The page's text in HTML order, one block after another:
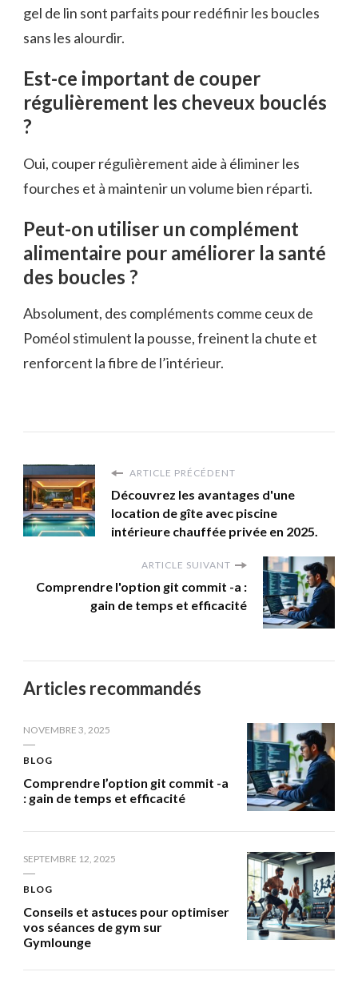
gel de lin sont parfaits pour redéfinir les boucles
sans les alourdir.
Est-ce important de couper
régulièrement les cheveux bouclés
?
Oui, couper régulièrement aide à éliminer les
fourches et à maintenir un volume bien réparti.
Peut-on utiliser un complément
alimentaire pour améliorer la santé
des boucles ?
Absolument, des compléments comme ceux de
Poméol stimulent la pousse, freinent la chute et
renforcent la fibre de l’intérieur.
ARTICLE PRÉCÉDENT
Découvrez les avantages d'une
location de gîte avec piscine
intérieure chauffée privée en 2025.
ARTICLE SUIVANT
Comprendre l'option git commit -a :
gain de temps et efficacité
Articles recommandés
NOVEMBRE 3, 2025
BLOG
Comprendre l’option git commit -a
: gain de temps et efficacité
SEPTEMBRE 12, 2025
BLOG
Conseils et astuces pour optimiser
vos séances de gym sur
Gymlounge